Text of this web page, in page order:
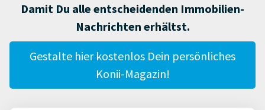
Damit Du alle entscheidenden Immobilien-
Nachrichten erhältst.
Gestalte hier kostenlos Dein persönliches
Konii-Magazin!